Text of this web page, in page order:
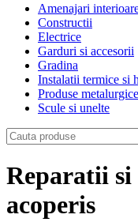
Amenajari
Constructii
Electrice
Garduri si accesorii
Gradina
Instalatii termice si
Produse metalurgice
Scule si unelte
Reparatii
acoperis